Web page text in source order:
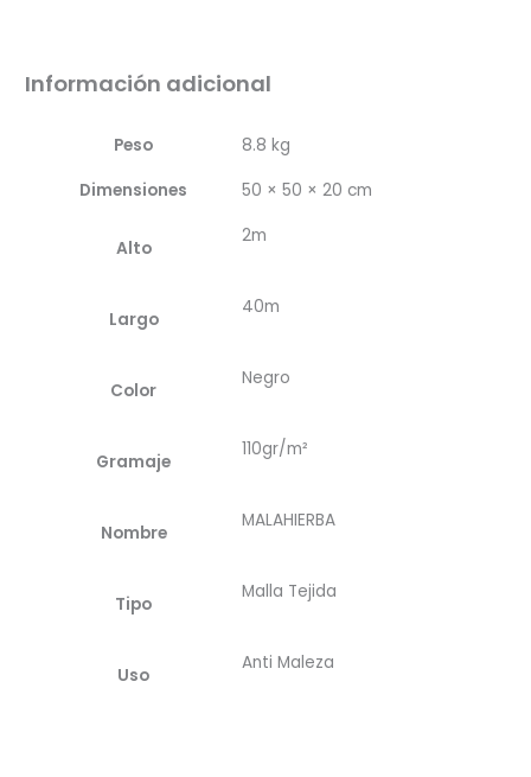
Información adicional
Peso
8.8 kg
Dimensiones
50 × 50 × 20 cm
Alto
2m
Largo
40m
Color
Negro
Gramaje
110gr/m²
Nombre
MALAHIERBA
Tipo
Malla Tejida
Uso
Anti Maleza